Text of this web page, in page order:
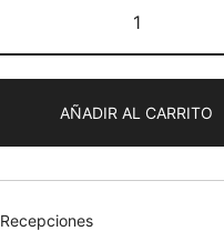
Atenas
con
y
arturito
cantidad
AÑADIR AL CARRITO
Recepciones